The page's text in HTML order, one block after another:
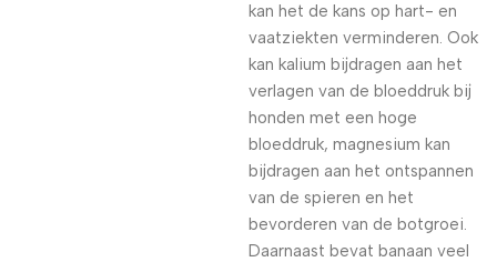
kan het de kans op hart- en
vaatziekten verminderen. Ook
kan kalium bijdragen aan het
verlagen van de bloeddruk bij
honden met een hoge
bloeddruk, magnesium kan
bijdragen aan het ontspannen
van de spieren en het
bevorderen van de botgroei.
Daarnaast bevat banaan veel